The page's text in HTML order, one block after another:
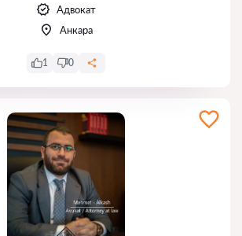
Адвокат
Анкара
1 0